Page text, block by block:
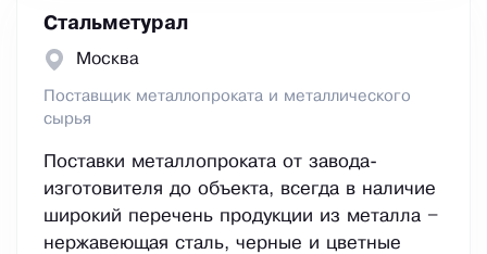
Стальметурал
Москва
Поставщик металлопроката и металлического
сырья
Поставки металлопроката от завода-
изготовителя до объекта, всегда в наличие
широкий перечень продукции из металла –
нержавеющая сталь, черные и цветные